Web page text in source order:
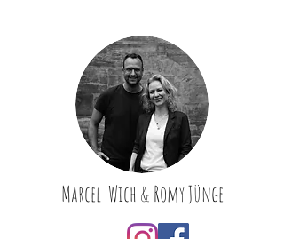
Marcel Wich & RomyJünge